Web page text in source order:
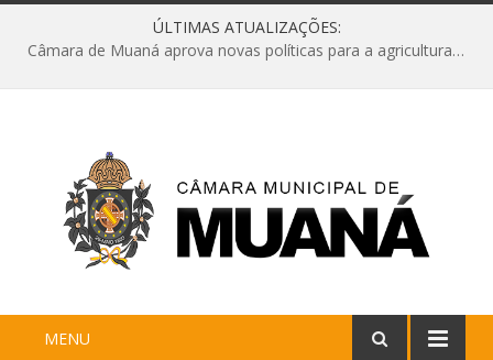
ÚLTIMAS ATUALIZAÇÕES:
Câmara de Muaná aprova novas políticas para a agricultura e solicita reforma da Ponte do Reduto
MENU